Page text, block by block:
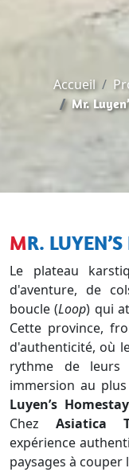
Accueil
Mr.
MR.
Le plateau
d'aventure, de
boucle (Loop) qui
Cette province,
d'authenticité, où
rythme de leurs
immersion au
Luyen’s Homestay
Chez Asiatica
expérience
paysages à couper